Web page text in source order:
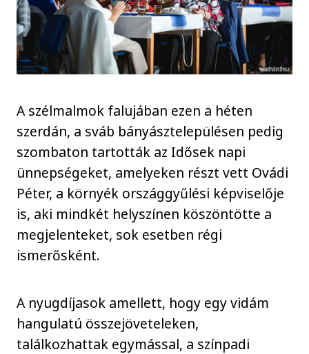
A szélmalmok falujában ezen a héten
szerdán, a sváb bányásztelepülésen pedig
szombaton tartották az Idősek napi
ünnepségeket, amelyeken részt vett Ovádi
Péter, a környék országgyűlési képviselője
is, aki mindkét helyszínen köszöntötte a
megjelenteket, sok esetben régi
ismerősként.
A nyugdíjasok amellett, hogy egy vidám
hangulatú összejöveteleken,
találkozhattak egymással, a színpadi